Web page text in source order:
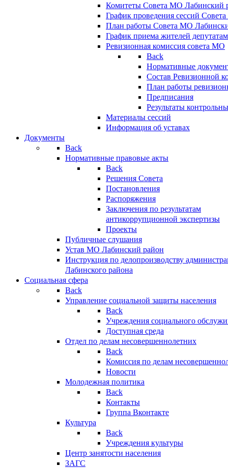
Комитеты Совета МО Лабинский
График проведения сессий
План работы Совета МО
График приема жителей
Ревизионная комиссия совета МО
Back
Нормативные
Состав Ревизионной
План работы
Предписания
Результаты
Материалы сессий
Информация об уставах
Документы
Back
Нормативные правовые акты
Back
Решения Совета
Постановления
Распоряжения
Заключения по результатам
антикоррупционной экспертизы
Проекты
Публичные слушания
Устав МО Лабинский район
Инструкция по делопроизводству
Лабинского района
Социальная сфера
Back
Управление социальной защиты населения
Back
Учреждения социального
Доступная среда
Отдел по делам несовершеннолетних
Back
Комиссия по делам
Новости
Молодежная политика
Back
Контакты
Группа Вконтакте
Культура
Back
Учреждения культуры
Центр занятости населения
ЗАГС